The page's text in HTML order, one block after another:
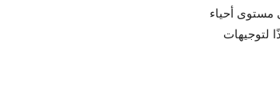
مستوى أحياء
لتوجيهات